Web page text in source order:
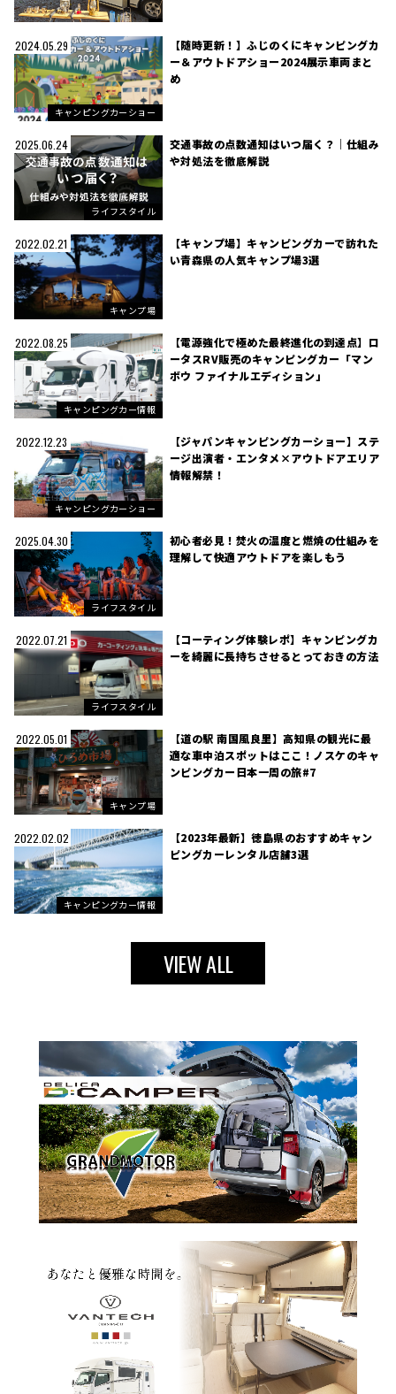
2024.05.29
キャンピングカーショー
【随時更新！】ふじのくにキャンピングカ
ー＆アウトドアショー2024展示車両まと
め
2025.06.24
ライフスタイル
交通事故の点数通知はいつ届く？｜仕組み
や対処法を徹底解説
2022.02.21
キャンプ場
【キャンプ場】キャンピングカーで訪れた
い青森県の人気キャンプ場3選
2022.08.25
キャンピングカー情報
【電源強化で極めた最終進化の到達点】ロ
ータスRV販売のキャンピングカー「マン
ボウ ファイナルエディション」
2022.12.23
キャンピングカーショー
【ジャパンキャンピングカーショー】ステ
ージ出演者・エンタメ×アウトドアエリア
情報解禁！
2025.04.30
ライフスタイル
初心者必見！焚火の温度と燃焼の仕組みを
理解して快適アウトドアを楽しもう
2022.07.21
ライフスタイル
【コーティング体験レポ】キャンピングカ
ーを綺麗に長持ちさせるとっておきの方法
2022.05.01
キャンプ場
【道の駅 南国風良里】高知県の観光に最
適な車中泊スポットはここ！ノスケのキャ
ンピングカー日本一周の旅#7
2022.02.02
キャンピングカー情報
【2023年最新】徳島県のおすすめキャン
ピングカーレンタル店舗3選
VIEW ALL